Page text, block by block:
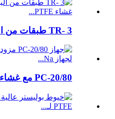
TR- 3 طبقات من البوليستر المغزول...
PC-20/80 مع غشاء PTFE...